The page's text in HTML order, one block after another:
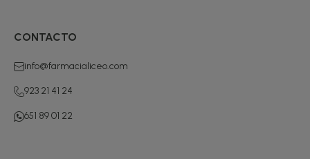
CONTACTO
info@farmacialiceo.com
923 21 41 24
651 89 01 22